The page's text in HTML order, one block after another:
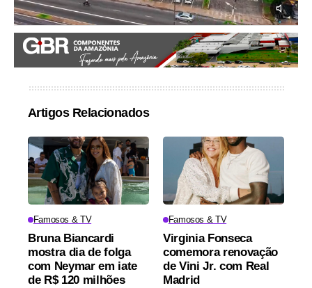
Artigos Relacionados
Famosos & TV
Bruna Biancardi
mostra dia de folga
com Neymar em iate
de R$ 120 milhões
Famosos & TV
Virginia Fonseca
comemora renovação
de Vini Jr. com Real
Madrid